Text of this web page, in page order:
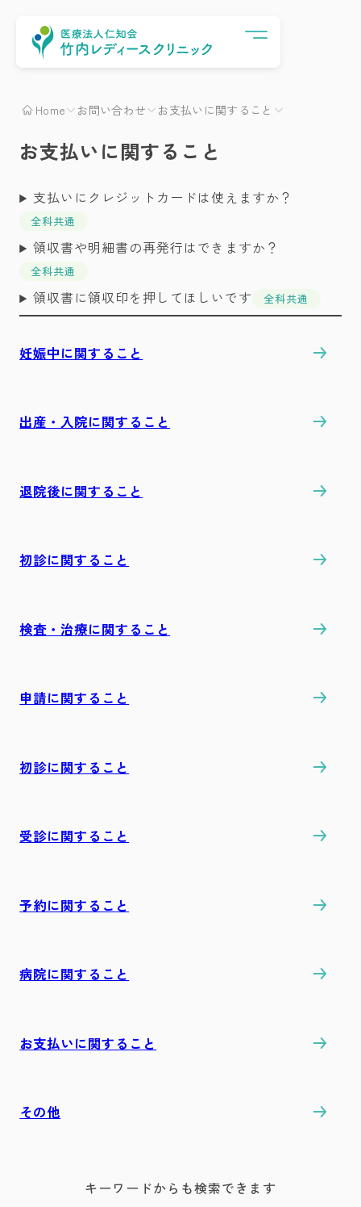
Home お問い合わせ お支払いに関すること
お支払いに関すること
支払いにクレジットカードは使えますか？
全科共通
領収書や明細書の再発行はできますか？
全科共通
領収書に領収印を押してほしいです 全科共通
妊娠中に関すること
出産・入院に関すること
退院後に関すること
初診に関すること
検査・治療に関すること
申請に関すること
初診に関すること
受診に関すること
予約に関すること
病院に関すること
お支払いに関すること
その他
キーワードからも検索できます